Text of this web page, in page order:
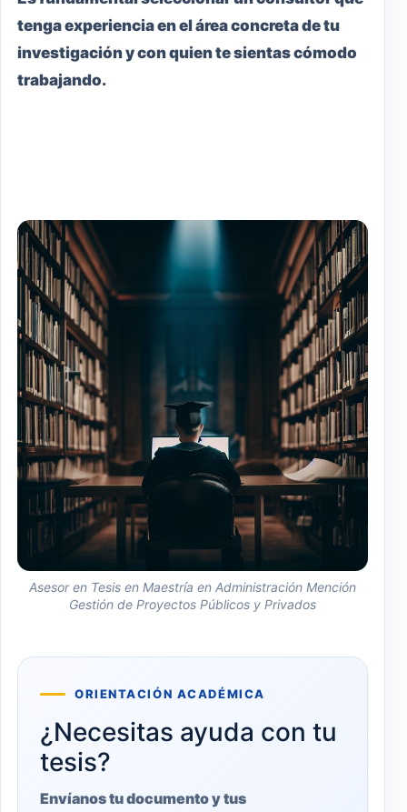
tenga experiencia en el área concreta de tu
investigación y con quien te sientas cómodo
trabajando.
Asesor en Tesis en Maestría en Administración Mención
Gestión de Proyectos Públicos y Privados
ORIENTACIÓN ACADÉMICA
¿Necesitas ayuda con tu
tesis?
Envíanos tu documento y tus